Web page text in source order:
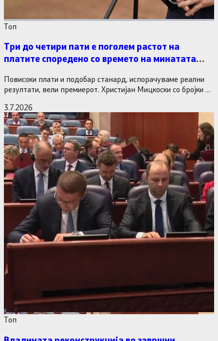
Tоп
Три до четири пати е поголем растот на
платите споредено со времето на минатата
Повисоки плати и подобар станард, испорачуваме реални
резултати, вели премиерот. Христијан Мицкоски со бројки и
3.7.2026
Tоп